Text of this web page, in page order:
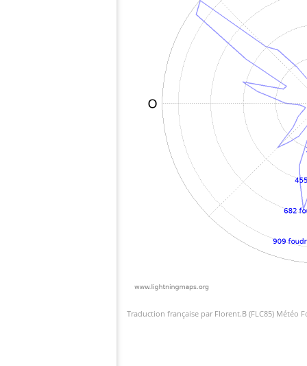
Traduction française par Florent.B (FLC85) Météo